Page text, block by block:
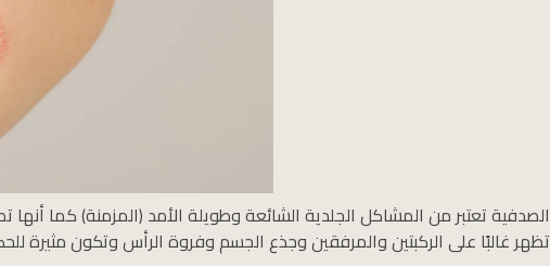
الصدفية تعتبر من المشاكل الجلدية الشائعة وطويلة الأمد (المزمنة) كما
تظهر غالبًا على الركبتين والمرفقين وجذع الجسم وفروة الرأس وتكون مثيرة